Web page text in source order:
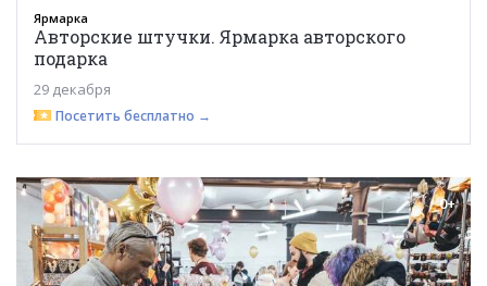
Ярмарка
Авторские штучки. Ярмарка авторского
подарка
29 декабря
Посетить бесплатно →
0+